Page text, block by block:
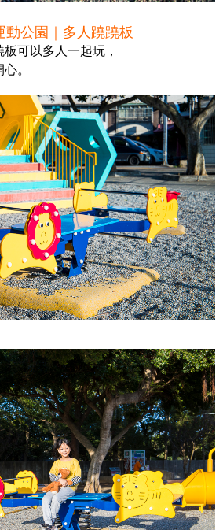
動公園｜多人蹺蹺板
可以多人一起玩，
。